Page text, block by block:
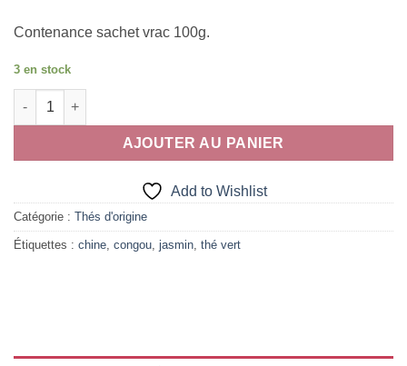
Contenance sachet vrac 100g.
3 en stock
quantité de Chine Jasmin Congou
AJOUTER AU PANIER
Add to Wishlist
Catégorie : Thés d'origine
Étiquettes : chine congou jasmin thé vert